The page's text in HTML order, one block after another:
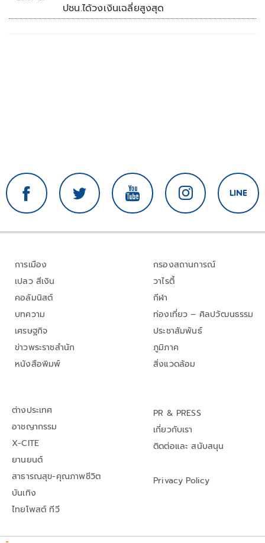
ปชน.ได้วงเงินเฉลี่ยสูงสุด
การเมือง
เปลว สีเงิน
คอลัมนิสต์
บทความ
เศรษฐกิจ
ข่าวพระราชสำนัก
หนังสือพิมพ์
กรองสถานการณ์
วาไรตี้
กีฬา
ท่องเที่ยว – ศิลปวัฒนธรรม
ประชาสัมพันธ์
ภูมิภาค
สิ่งแวดล้อม
ต่างประเทศ
อาชญากรรม
X-CITE
ยานยนต์
สาธารณสุข-คุณภาพชีวิต
บันเทิง
ไทยโพสต์ ทีวี
PR & PRESS
เกี่ยวกับเรา
ติดต่อและ สนับสนุน
Privacy Policy